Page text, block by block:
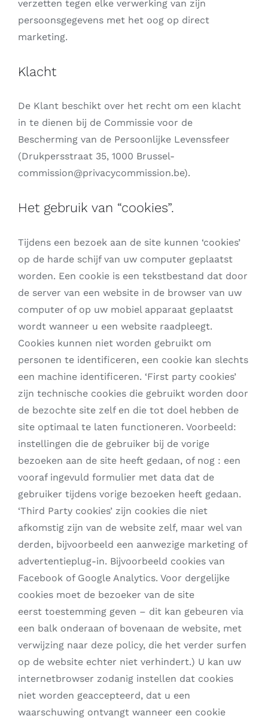
verzetten tegen elke verwerking van zijn
persoonsgegevens met het oog op direct
marketing.
Klacht
De Klant beschikt over het recht om een klacht
in te dienen bij de Commissie voor de
Bescherming van de Persoonlijke Levenssfeer
(Drukpersstraat 35, 1000 Brussel-
commission@privacycommission.be).
Het gebruik van “cookies”.
Tijdens een bezoek aan de site kunnen ‘cookies’
op de harde schijf van uw computer geplaatst
worden. Een cookie is een tekstbestand dat door
de server van een website in de browser van uw
computer of op uw mobiel apparaat geplaatst
wordt wanneer u een website raadpleegt.
Cookies kunnen niet worden gebruikt om
personen te identificeren, een cookie kan slechts
een machine identificeren. ‘First party cookies’
zijn technische cookies die gebruikt worden door
de bezochte site zelf en die tot doel hebben de
site optimaal te laten functioneren. Voorbeeld:
instellingen die de gebruiker bij de vorige
bezoeken aan de site heeft gedaan, of nog : een
vooraf ingevuld formulier met data dat de
gebruiker tijdens vorige bezoeken heeft gedaan.
‘Third Party cookies’ zijn cookies die niet
afkomstig zijn van de website zelf, maar wel van
derden, bijvoorbeeld een aanwezige marketing of
advertentieplug-in. Bijvoorbeeld cookies van
Facebook of Google Analytics. Voor dergelijke
cookies moet de bezoeker van de site
eerst toestemming geven – dit kan gebeuren via
een balk onderaan of bovenaan de website, met
verwijzing naar deze policy, die het verder surfen
op de website echter niet verhindert.) U kan uw
internetbrowser zodanig instellen dat cookies
niet worden geaccepteerd, dat u een
waarschuwing ontvangt wanneer een cookie